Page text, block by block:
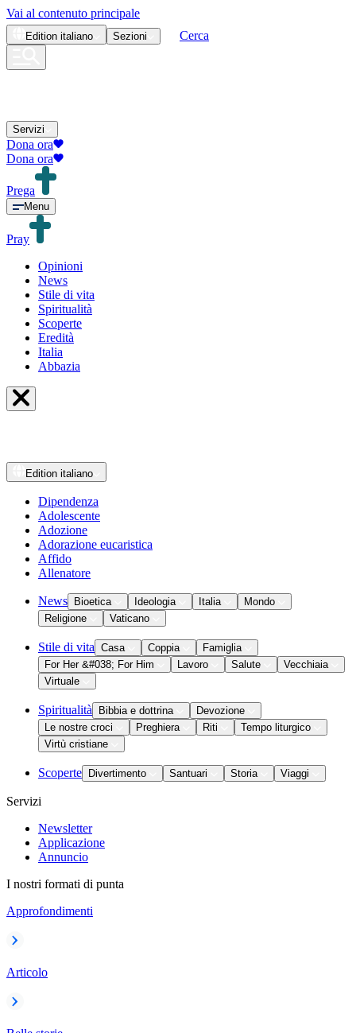
Vai al contenuto principale
Edition italiano Sezioni Cerca
Servizi
Dona ora
Dona ora
Prega
Menu
Pray
Opinioni
News
Stile di vita
Spiritualità
Scoperte
Eredità
Italia
Abbazia
Edition italiano
Dipendenza
Adolescente
Adozione
Adorazione eucaristica
Affido
Allenatore
News Bioetica Ideologia Italia
Mondo
Religione
Vaticano
Stile di vita Casa Coppia
Famiglia
For Her &#038; For Him
Lavoro Salute
Vecchiaia
Virtuale
Spiritualità Bibbia e dottrina
Devozione
Le nostre croci
Preghiera Riti
Tempo liturgico
Virtù cristiane
Scoperte Divertimento Santuari Storia Viaggi
Servizi
Newsletter
Applicazione
Annuncio
I nostri formati di punta
Approfondimenti
Articolo